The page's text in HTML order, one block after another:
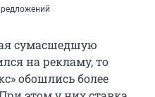
сумасшедшую
на рекламу, то
обошлись более